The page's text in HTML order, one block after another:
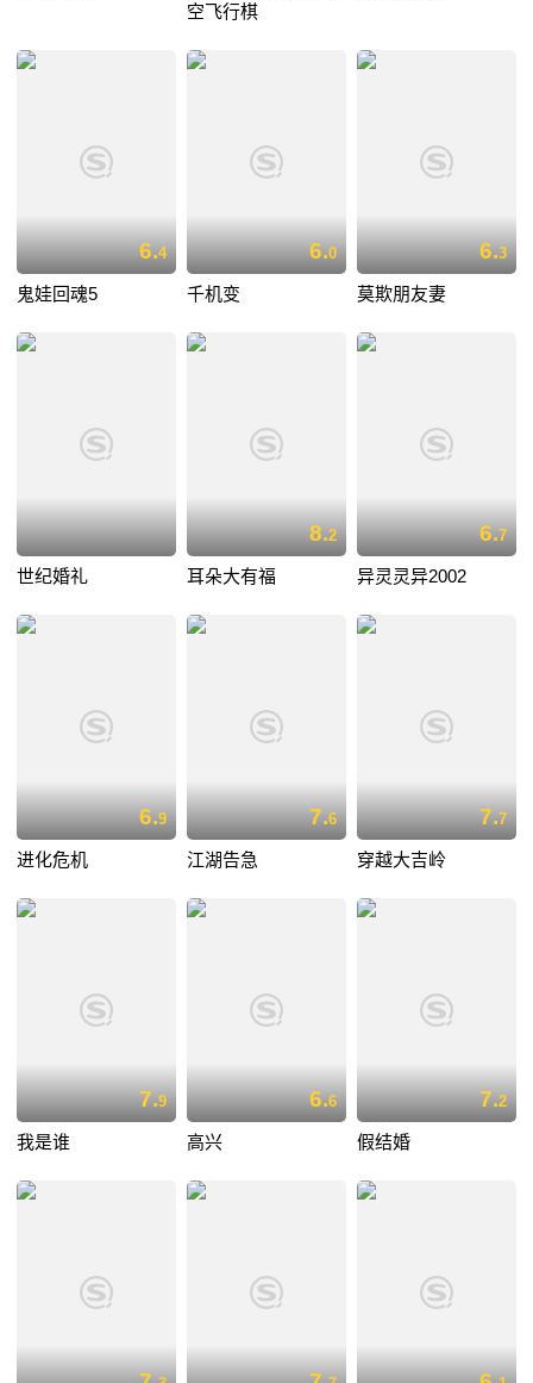
空飞行棋
6.4
鬼娃回魂5
6.0
千机变
6.3
莫欺朋友妻
世纪婚礼
8.2
耳朵大有福
6.7
异灵灵异2002
6.9
进化危机
7.6
江湖告急
7.7
穿越大吉岭
7.9
我是谁
6.6
高兴
7.2
假结婚